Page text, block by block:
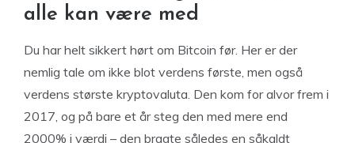
alle kan være med
Du har helt sikkert hørt om Bitcoin før. Her er der
nemlig tale om ikke blot verdens første, men også
verdens største kryptovaluta. Den kom for alvor frem i
2017, og på bare et år steg den med mere end
2000% i værdi – den bragte således en såkaldt